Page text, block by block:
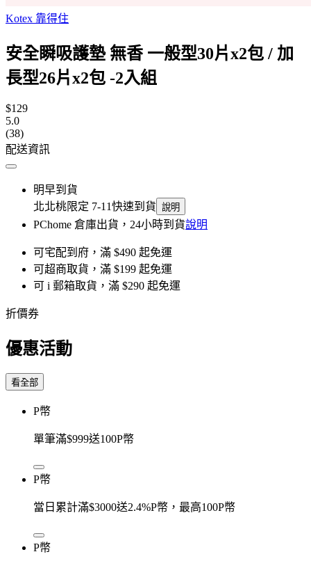
Kotex 靠得住
安全瞬吸護墊 無香 一般型30片x2包 / 加
長型26片x2包 -2入組
$129
5.0
(38)
配送資訊
明早到貨
北北桃限定 7-11快速到貨 說明
PChome 倉庫出貨，24小時到貨說明
可宅配到府，滿 $490 起免運
可超商取貨，滿 $199 起免運
可 i 郵箱取貨，滿 $290 起免運
折價券
優惠活動
看全部
P幣
單筆滿$999送100P幣
P幣
當日累計滿$3000送2.4%P幣，最高100P幣
P幣